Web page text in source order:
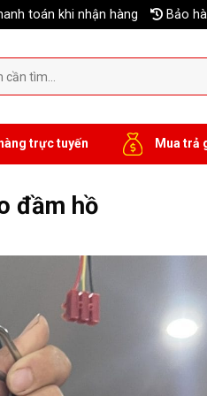
toán khi nhận hàng Bảo
trực tuyến Mua trả
đầm hồ